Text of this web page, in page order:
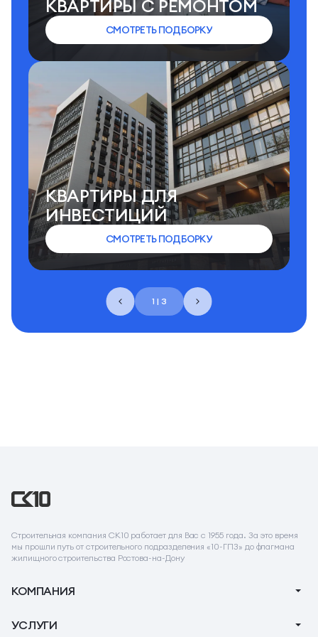
1 | 3
КВАРТИРЫ C РЕМОНТОМ
СМОТРЕТЬ ПОДБОРКУ
КВАРТИРЫ ДЛЯ
ИНВЕСТИЦИЙ
СМОТРЕТЬ ПОДБОРКУ
Строительная компания СК10 работает для Вас с 1955 года. За это время
мы прошли путь от строительного подразделения «10-ГПЗ» до флагмана
жилищного строительства Ростова-на-Дону
КОМПАНИЯ
О компании
УСЛУГИ